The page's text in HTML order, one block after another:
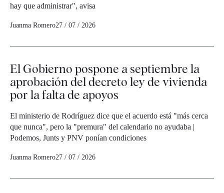
hay que administrar", avisa
Juanma Romero27 / 07 / 2026
El Gobierno pospone a septiembre la
aprobación del decreto ley de vivienda
por la falta de apoyos
El ministerio de Rodríguez dice que el acuerdo está "más cerca
que nunca", pero la "premura" del calendario no ayudaba |
Podemos, Junts y PNV ponían condiciones
Juanma Romero27 / 07 / 2026